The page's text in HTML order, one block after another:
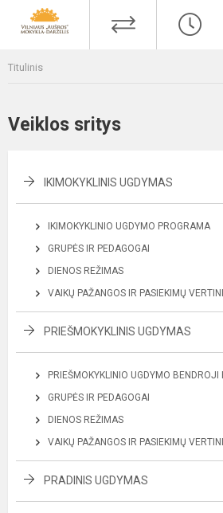
Titulinis
Veiklos sritys
IKIMOKYKLINIS UGDYMAS
IKIMOKYKLINIO UGDYMO PROGRAMA
GRUPĖS IR PEDAGOGAI
DIENOS REŽIMAS
VAIKŲ PAŽANGOS IR PASIEKIMŲ
PRIEŠMOKYKLINIS UGDYMAS
PRIEŠMOKYKLINIO UGDYMO BENDROJI
GRUPĖS IR PEDAGOGAI
DIENOS REŽIMAS
VAIKŲ PAŽANGOS IR PASIEKIMŲ
PRADINIS UGDYMAS